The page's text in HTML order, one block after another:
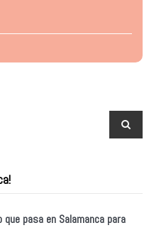
pasa en Salamanca para